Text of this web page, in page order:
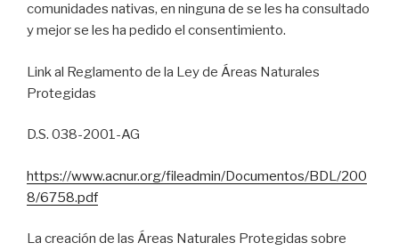
comunidades nativas, en ninguna de se les ha consultado
y mejor se les ha pedido el consentimiento.
Link al Reglamento de la Ley de Áreas Naturales
Protegidas
D.S. 038-2001-AG
https://www.acnur.org/fileadmin/Documentos/BDL/200
8/6758.pdf
La creación de las Áreas Naturales Protegidas sobre